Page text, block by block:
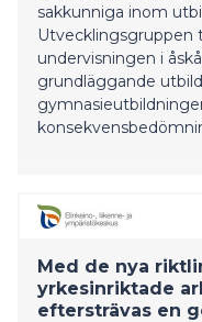
sakkunniga inom
Utvecklingsgruppen
undervisningen i
grundläggande
Med de nya
yrkesinriktade
eftersträvas en